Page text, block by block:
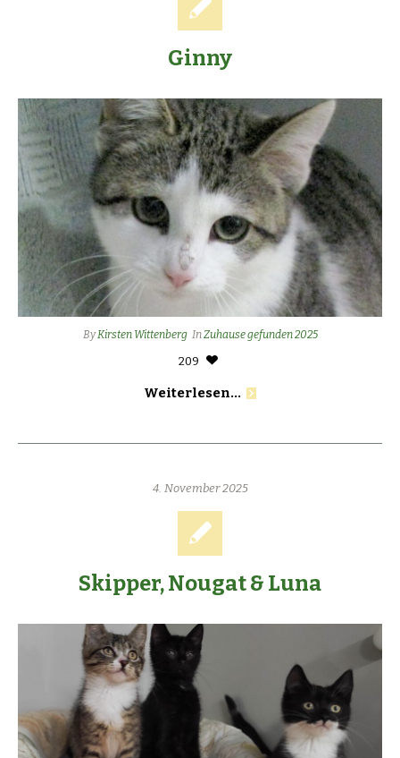
Ginny
ByKirsten Wittenberg InZuhause gefunden 2025
209
Weiterlesen...
4. November 2025
Skipper, Nougat & Luna